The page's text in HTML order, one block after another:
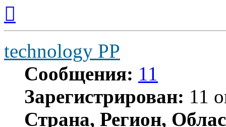
началу
technology PP
Сообщения: 11
Зарегистрирован: 11
Страна, Регион,